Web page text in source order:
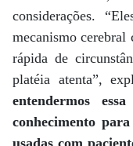
considerações.
mecanismo cerebral
rápida de
platéia atenta”,
entendermos
conhecimento